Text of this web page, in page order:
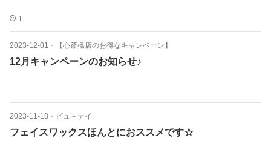
1
2023-12-01 ・ 【心斎橋店のお得なキャンペーン】
12月キャンペーンのお知らせ♪
2023-11-18 ・ ビュ－テイ
フェイスワックスほんとにおススメです☆